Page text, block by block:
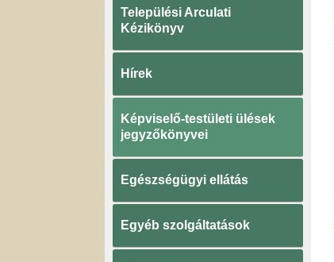
Települési Arculati
Kézikönyv
Hírek
Képviselő-testületi ülések
jegyzőkönyvei
Egészségügyi ellátás
Egyéb szolgáltatások